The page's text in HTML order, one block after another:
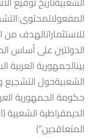
للاستثماراتالهدف من
الدولتين على أساس
بينالجمهورية
الشعبيةحول التشجيع
حكومة الجمهورية
الديمقراطية الشعبية
المتعاقدين”)
الديمقراطية
الشعبية